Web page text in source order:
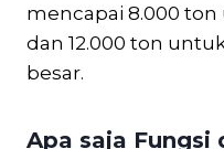
mencapai 8.000
dan 12.000 ton
besar.
Apa saja Fungsi